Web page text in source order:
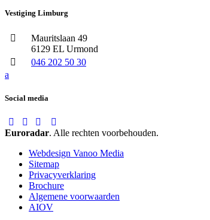
Vestiging Limburg
Mauritslaan 49
6129 EL Urmond
046 202 50 30
a
Social media
Euroradar. Alle rechten voorbehouden.
Webdesign Vanoo Media
Sitemap
Privacyverklaring
Brochure
Algemene voorwaarden
AIOV